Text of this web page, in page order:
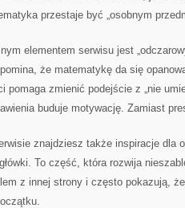
przestaje być „osobnym
elementem serwisu jest
że matematykę da się
pomaga zmienić podejście z „nie
buduje motywację. Zamiast
znajdziesz także inspiracje dla
To część, która rozwija
z innej strony i często pokazują,